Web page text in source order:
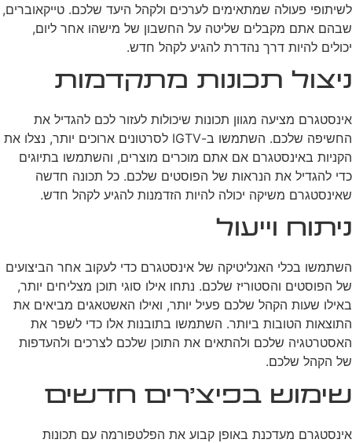
לשיתופי פעולה שמתאימים לערכים ולקהל היעד שלכם. טייקאוברים,
שבהם אתם מקבלים שליטה על החשבון של מישהו אחר ליום,
יכולים להיות דרך נהדרת להגיע לקהל חדש.
ניצול תכונות מתקדמות
אינסטגרם מציעה מגוון תכונות שיכולות לעזור לכם להגדיל את
החשיפה שלכם. השתמשו ב-IGTV לסרטונים ארוכים יותר, נצלו את
הקניות באינסטגרם אם אתם מוכרים מוצרים, והשתמשו בתיוגים
כדי להגדיל את הנראות של הפוסטים שלכם. כל תכונה חדשה
שאינסטגרם משיקה יכולה להיות הזדמנות להגיע לקהל חדש.
ניתוח וייעול
השתמשו בכלי האנליטיקה של אינסטגרם כדי לעקוב אחר הביצועים
של הפוסטים והסטוריז שלכם. נתחו אילו סוגי תוכן מצליחים יותר,
באילו שעות הקהל שלכם פעיל יותר, ואילו האשטאגים מביאים את
התוצאות הטובות ביותר. השתמשו בתובנות אלו כדי לשפר את
האסטרטגיה שלכם ולהתאים את התוכן שלכם לצרכים ולהעדפות
של הקהל שלכם.
שימוש בפיצ'רים חדשים
אינסטגרם מעדכנת באופן קבוע את הפלטפורמה עם תכונות